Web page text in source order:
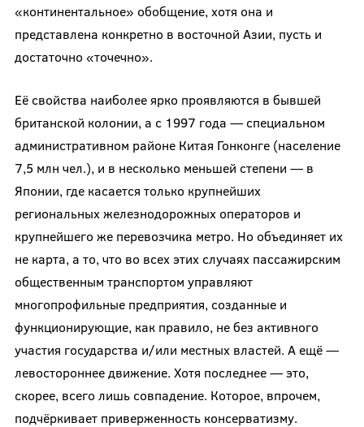
«континентальное» обобщение, хотя она и
представлена конкретно в восточной Азии, пусть и
достаточно «точечно».
Её свойства наиболее ярко проявляются в бывшей
британской колонии, а с 1997 года — специальном
административном районе Китая Гонконге (население
7,5 млн чел.), и в несколько меньшей степени — в
Японии, где касается только крупнейших
региональных железнодорожных операторов и
крупнейшего же перевозчика метро. Но объединяет их
не карта, а то, что во всех этих случаях пассажирским
общественным транспортом управляют
многопрофильные предприятия, созданные и
функционирующие, как правило, не без активного
участия государства и/или местных властей. А ещё —
левостороннее движение. Хотя последнее — это,
скорее, всего лишь совпадение. Которое, впрочем,
подчёркивает приверженность консерватизму.